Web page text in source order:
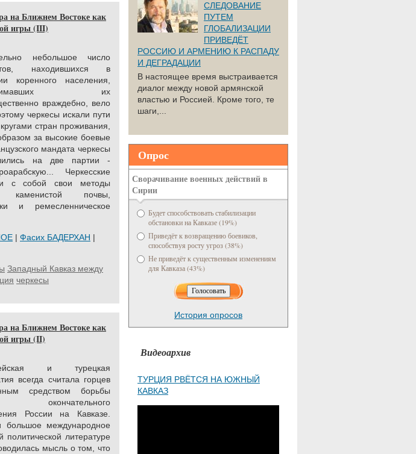
на Ближнем Востоке как
игры (III)
небольшое число
находившихся в
коренного населения,
их
враждебно, вело
черкесы искали пути
стран проживания,
за высокие боевые
мандата черкесы
на две партии -
Черкесские
с собой свои методы
каменистой почвы,
и ремесленническое
| Фасих БАДЕРХАН |
Западный Кавказ между
черкесы
на Ближнем Востоке как
игры (II)
и турецкая
всегда считала горцев
средством борьбы
окончательного
России на Кавказе.
международное
литературе
мысль о том, что
СЛЕДОВАНИЕ
ПУТЕМ
ГЛОБАЛИЗАЦИИ
ПРИВЕДЁТ
РОССИЮ И АРМЕНИЮ К РАСПАДУ
И ДЕГРАДАЦИИ
В настоящее время выстраивается
диалог между новой армянской
властью и Россией. Кроме того, те
шаги,...
Опрос
Сворачивание военных действий в
Сирии
Будет способствовать стабилизации
обстановки на Кавказе (19%)
Приведёт к возвращению боевиков,
способствуя росту угроз (38%)
Не приведёт к существенным изменениям
для Кавказа (43%)
История опросов
Видеоархив
ТУРЦИЯ РВЁТСЯ НА ЮЖНЫЙ
КАВКАЗ